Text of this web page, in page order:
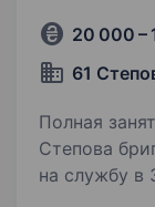
20 000 –
61
Полная занятость. 61-а Окрема
Степова
на службу в